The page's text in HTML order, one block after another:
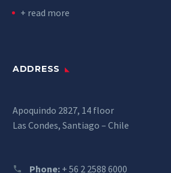
+ read more
ADDRESS
Apoquindo 2827, 14 floor
Las Condes, Santiago – Chile
Phone: + 56 2 2588 6000